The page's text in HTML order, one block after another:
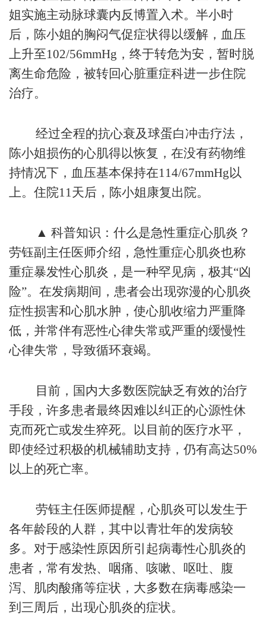
姐实施主动脉球囊内反博置入术。半小时
后，陈小姐的胸闷气促症状得以缓解，血压
上升至102/56mmHg，终于转危为安，暂时脱
离生命危险，被转回心脏重症科进一步住院
治疗。
经过全程的抗心衰及球蛋白冲击疗法，
陈小姐损伤的心肌得以恢复，在没有药物维
持情况下，血压基本保持在114/67mmHg以
上。住院11天后，陈小姐康复出院。
▲ 科普知识：什么是急性重症心肌炎？
劳钰副主任医师介绍，急性重症心肌炎也称
重症暴发性心肌炎，是一种罕见病，极其“凶
险”。在发病期间，患者会出现弥漫的心肌炎
症性损害和心肌水肿，使心肌收缩力严重降
低，并常伴有恶性心律失常或严重的缓慢性
心律失常，导致循环衰竭。
目前，国内大多数医院缺乏有效的治疗
手段，许多患者最终因难以纠正的心源性休
克而死亡或发生猝死。以目前的医疗水平，
即使经过积极的机械辅助支持，仍有高达50%
以上的死亡率。
劳钰主任医师提醒，心肌炎可以发生于
各年龄段的人群，其中以青壮年的发病较
多。对于感染性原因所引起病毒性心肌炎的
患者，常有发热、咽痛、咳嗽、呕吐、腹
泻、肌肉酸痛等症状，大多数在病毒感染一
到三周后，出现心肌炎的症状。